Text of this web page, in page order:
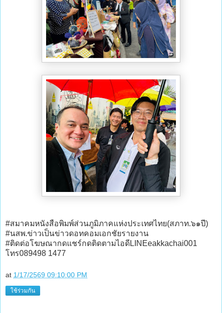
#สมาคมหนังสือพิมพ์ส่วนภูมิภาคแห่งประเทศไทย(สภาท.๖๑ปี)
#นสพ.ข่าวเป็นข่าวดอทคอมเอกชัยรายงาน
#ติดต่อโฆษณากดแชร์กดติดตามไอดีLINEeakkachai001
โทร089498 1477
at 1/17/2569 09:10:00 PM
ใช้ร่วมกัน